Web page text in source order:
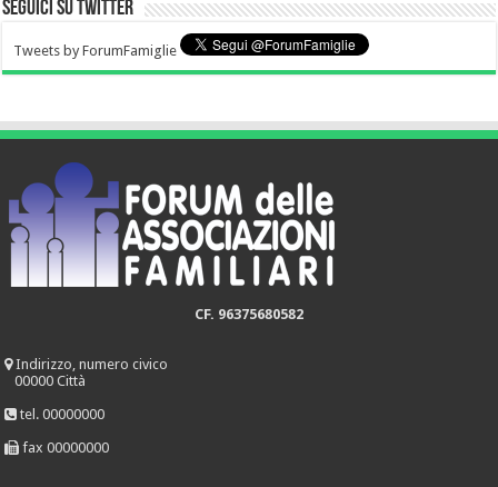
Seguici su Twitter
Tweets by ForumFamiglie
CF. 96375680582
Indirizzo, numero civico
00000 Città
tel. 00000000
fax 00000000